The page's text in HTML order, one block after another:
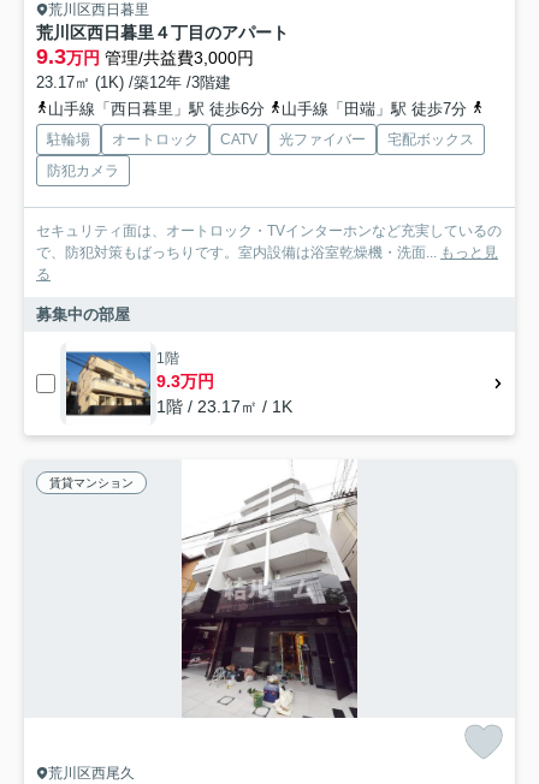
荒川区西日暮里
荒川区西日暮里４丁目のアパート
9.3万円 管理/共益費3,000円
23.17㎡ (1K) /築12年 /3階建
山手線「西日暮里」駅 徒歩6分
山手線「田端」駅 徒歩7分
駐輪場 オートロック CATV 光ファイバー
宅配ボックス
防犯カメラ
セキュリティ面は、オートロック・TVインターホンなど充実しているの
で、防犯対策もばっちりです。室内設備は浴室乾燥機・洗面... もっと見
る
募集中の部屋
1階
9.3万円
1階 / 23.17㎡ / 1K
賃貸マンション
荒川区西尾久